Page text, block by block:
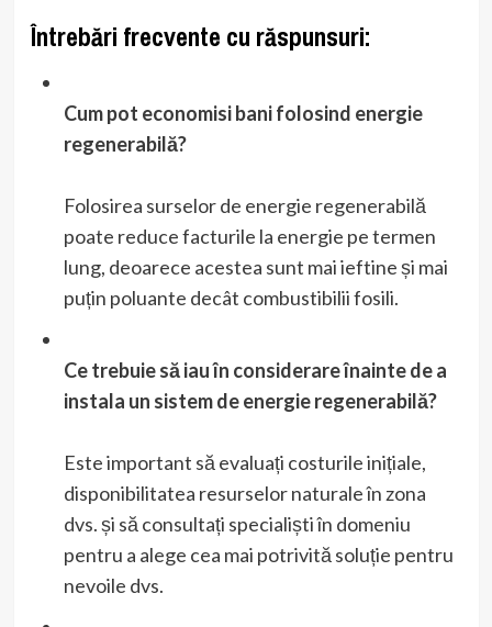
Întrebări frecvente cu răspunsuri:
Cum pot economisi bani folosind energie
regenerabilă?
Folosirea surselor de energie regenerabilă
poate reduce facturile la energie pe termen
lung, deoarece acestea sunt mai ieftine și mai
puțin poluante decât combustibilii fosili.
Ce trebuie să iau în considerare înainte de a
instala un sistem de energie regenerabilă?
Este important să evaluați costurile inițiale,
disponibilitatea resurselor naturale în zona
dvs. și să consultați specialiști în domeniu
pentru a alege cea mai potrivită soluție pentru
nevoile dvs.